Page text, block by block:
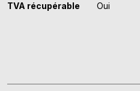
TVA récupérable
Oui